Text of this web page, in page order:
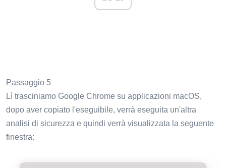
Passaggio 5
Lì trasciniamo Google Chrome su applicazioni macOS,
dopo aver copiato l'eseguibile, verrà eseguita un'altra
analisi di sicurezza e quindi verrà visualizzata la seguente
finestra: